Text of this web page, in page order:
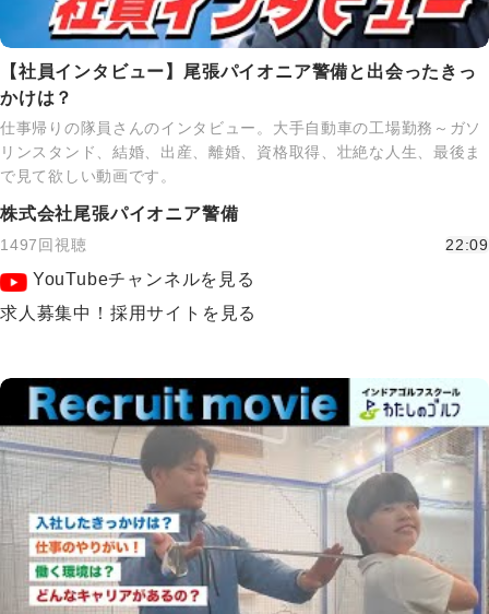
【社員インタビュー】尾張パイオニア警備と出会ったきっ
かけは？
仕事帰りの隊員さんのインタビュー。大手自動車の工場勤務～ガソ
リンスタンド、結婚、出産、離婚、資格取得、壮絶な人生、最後ま
で見て欲しい動画です。
株式会社尾張パイオニア警備
1497回視聴 22:09
YouTubeチャンネルを見る
求人募集中！採用サイトを見る